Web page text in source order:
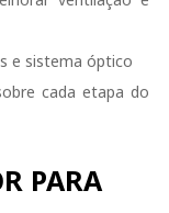
e sistema óptico
cada etapa do
PARA